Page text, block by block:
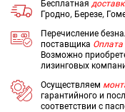
Бесплатная
Гродно, Березе,
Перечисление
поставщика Оплата
Возможно
лизинговых
Осуществляем
гарантийного и
соответствии с